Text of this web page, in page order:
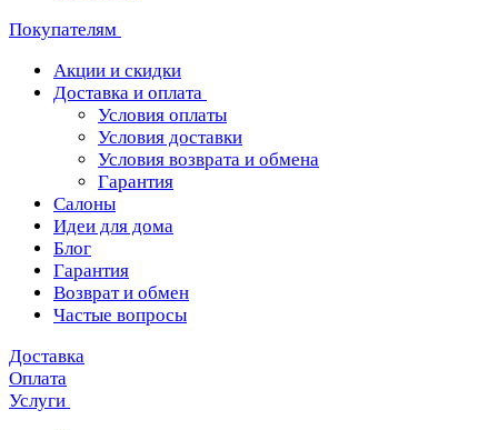
Покупателям
Акции и скидки
Доставка и оплата
Условия оплаты
Условия доставки
Условия возврата и обмена
Гарантия
Салоны
Идеи для дома
Блог
Гарантия
Возврат и обмен
Частые вопросы
Доставка
Оплата
Услуги